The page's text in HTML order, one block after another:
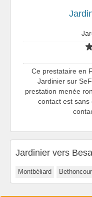
Ce prestataire en
Jardinier sur
prestation menée
contact est sans
Jardinier vers
Montbéliard